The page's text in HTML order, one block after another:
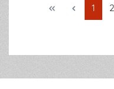
Seite
1 2